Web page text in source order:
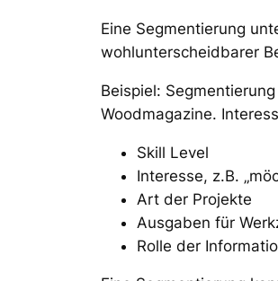
Eine Segmentierung
wohlunterscheidbarer
Beispiel:
Woodmagazine.
Skill Level
Interesse, z.B.
Art der Projekte
Ausgaben für
Rolle der